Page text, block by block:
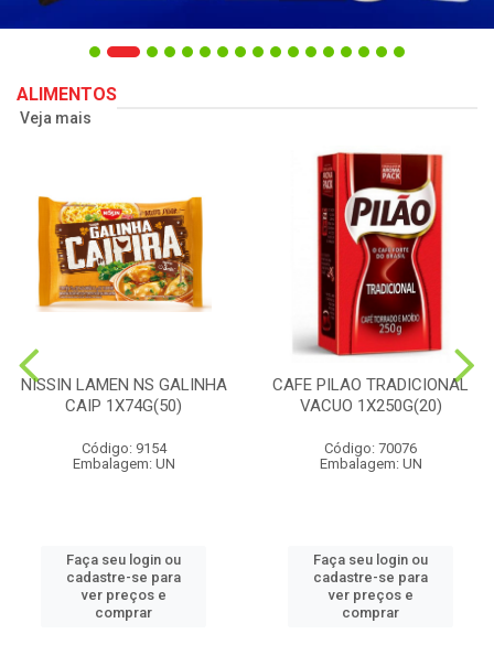
ALIMENTOS
Veja mais
NISSIN LAMEN NS GALINHA
CAIP 1X74G(50)
Código: 9154
Embalagem: UN
Faça seu login ou
cadastre-se para
ver preços e
comprar
CAFE PILAO TRADICIONAL
VACUO 1X250G(20)
Código: 70076
Embalagem: UN
Faça seu login ou
cadastre-se para
ver preços e
comprar